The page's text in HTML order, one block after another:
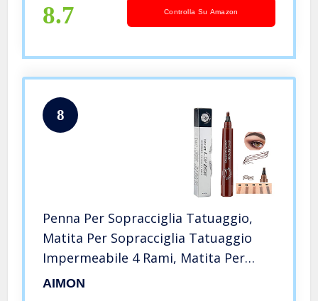
8.7 Controlla Su Amazon
8
Penna Per Sopracciglia Tatuaggio,
Matita Per Sopracciglia Tatuaggio
Impermeabile 4 Rami, Matita Per
Sopracciglia Micro-Lama, Trucco
AIMON